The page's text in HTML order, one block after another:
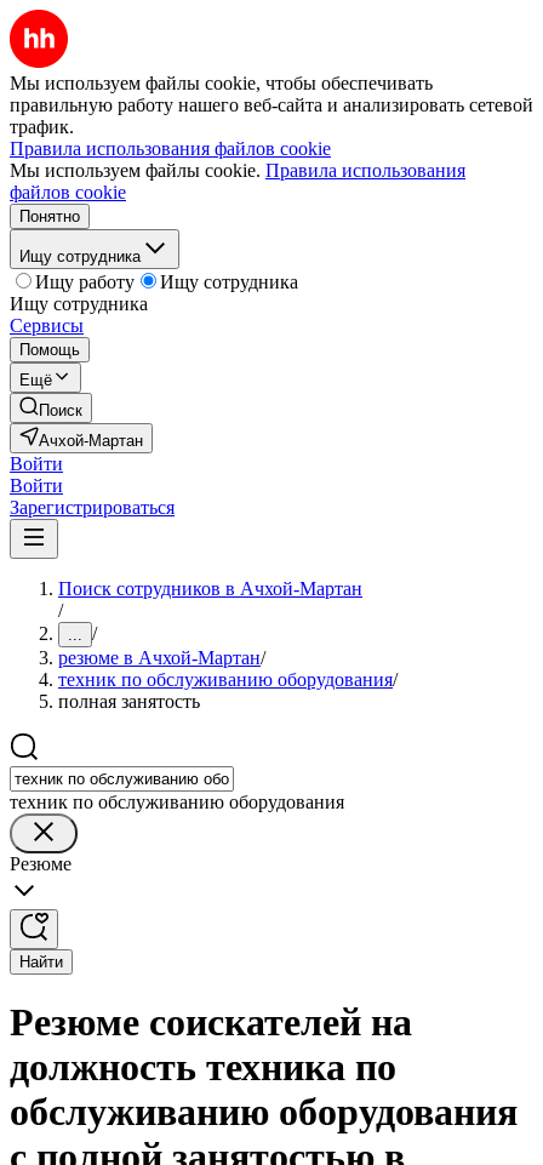
Мы используем файлы cookie, чтобы обеспечивать
правильную работу нашего веб-сайта и анализировать сетевой
трафик.
Правила использования файлов cookie
Мы используем файлы cookie. Правила использования
файлов cookie
Понятно
Ищу сотрудника
Ищу работу
Ищу сотрудника
Ищу сотрудника
Сервисы
Помощь
Ещё
Поиск
Ачхой-Мартан
Войти
Войти
Зарегистрироваться
Поиск сотрудников в Ачхой-Мартан
/
... /
резюме в Ачхой-Мартан/
техник по обслуживанию оборудования/
полная занятость
техник по обслуживанию оборудования
Резюме
Найти
Резюме соискателей на
должность техника по
обслуживанию оборудования